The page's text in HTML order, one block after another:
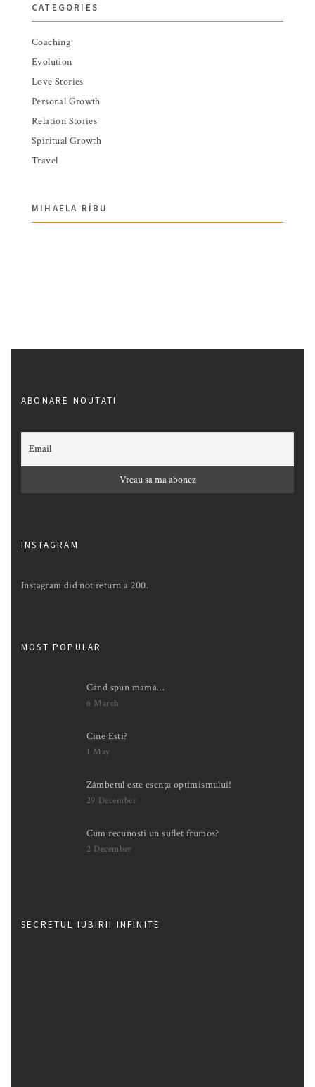
CATEGORIES
Coaching
Evolution
Love Stories
Personal Growth
Relation Stories
Spiritual Growth
Travel
MIHAELA RÎBU
ABONARE NOUTATI
INSTAGRAM
Instagram did not return a 200.
MOST POPULAR
Când spun mamă…
6 March
Cine Esti?
1 May
Zâmbetul este esența optimismului!
29 December
Cum recunosti un suflet frumos?
2 December
SECRETUL IUBIRII INFINITE